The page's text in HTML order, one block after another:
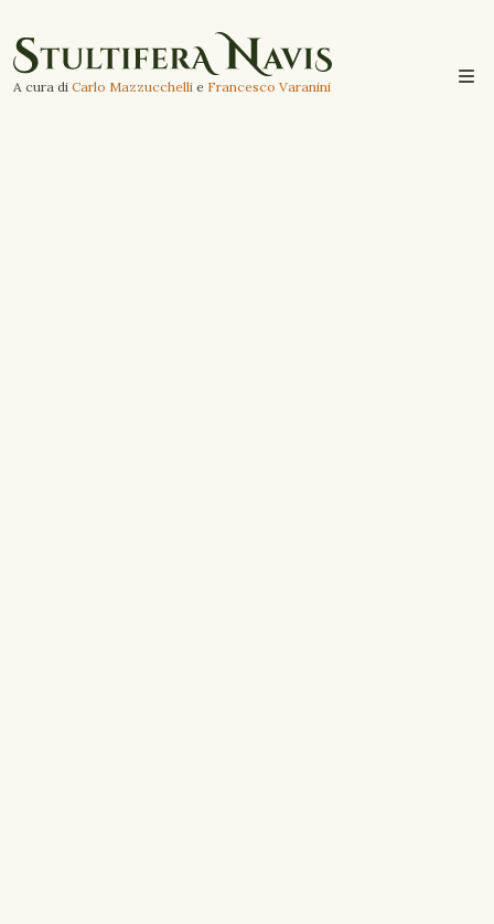
A cura di Carlo Mazzucchelli e Francesco Varanini